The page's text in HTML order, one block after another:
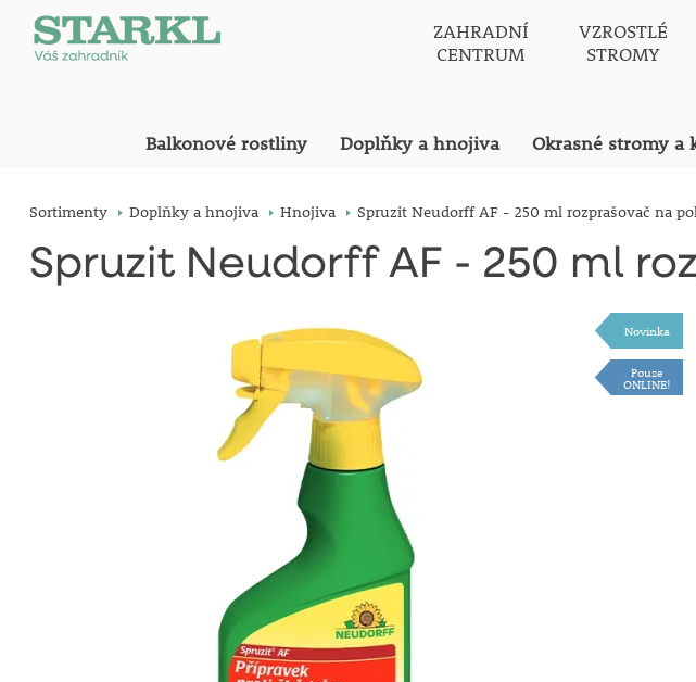
ZAHRADNÍ
CENTRUM
VZROSTLÉ
STROMY
Balkonové rostliny Doplňky a hnojiva Okrasné stromy a
Sortimenty Doplňky a hnojiva Hnojiva Spruzit Neudorff AF - 250 ml rozprašovač na
Spruzit Neudorff AF - 250 ml
Novinka
Pouze
ONLINE!